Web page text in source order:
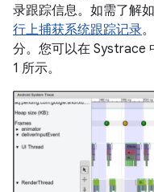
录跟踪信息。如需了解
行上捕获系统跟踪记录
分。您可以在 Systrace
1 所示。